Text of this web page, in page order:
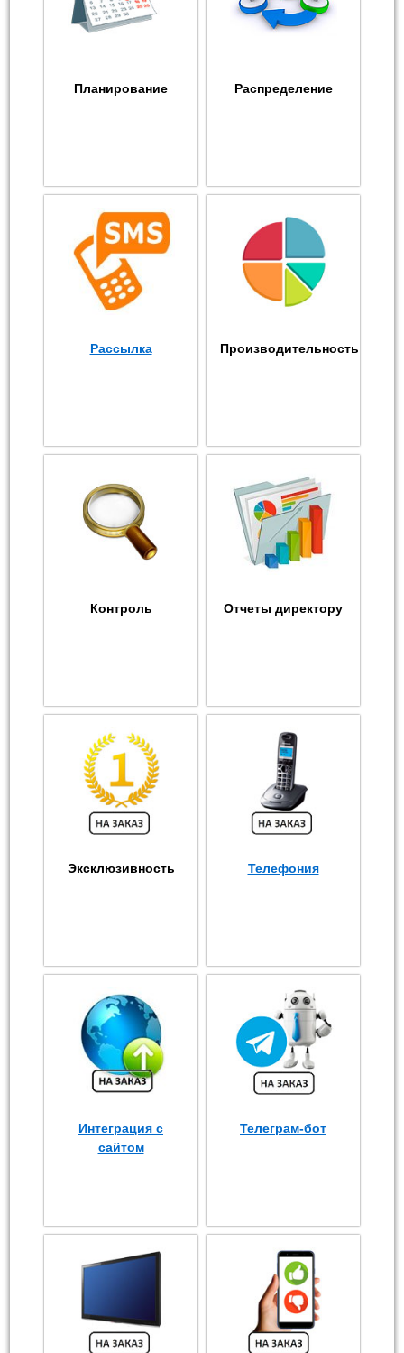
Планирование Распределение
Рассылка Производительность
Контроль Отчеты директору
Эксклюзивность Телефония
Интеграция с
сайтом
Телеграм-бот